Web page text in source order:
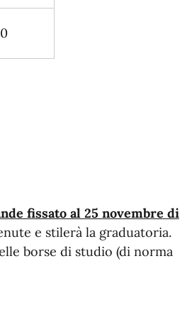
fissato al 25 novembre di
e stilerà la graduatoria.
borse di studio (di norma